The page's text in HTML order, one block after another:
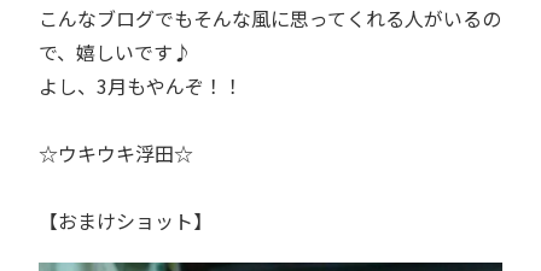
こんなブログでもそんな風に思ってくれる人がいるの
で、嬉しいです♪
よし、3月もやんぞ！！
☆ウキウキ浮田☆
【おまけショット】